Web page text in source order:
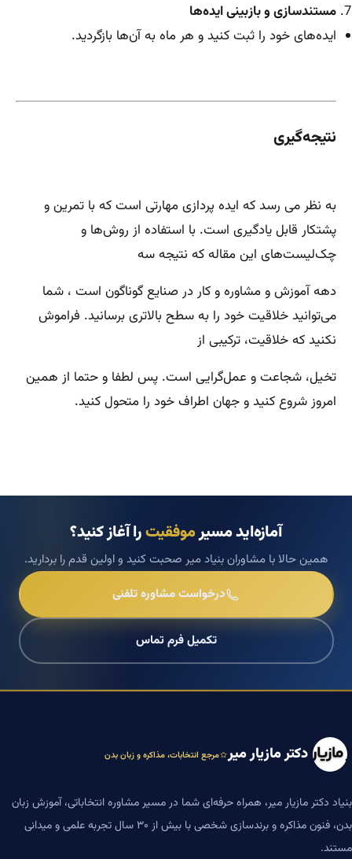
مستندسازی و بازبینی ایده‌ها
ایده‌های خود را ثبت کنید و هر ماه به آن‌ها بازگردید.
نتیجه‌گیری
به نظر می رسد که ایده‌ پردازی مهارتی است که با تمرین و
پشتکار قابل یادگیری است. با استفاده از روش‌ها و
چک‌لیست‌های این مقاله که نتیجه سه
دهه آموزش و مشاوره و کار در صنایع گوناگون است ، شما
می‌توانید خلاقیت خود را به سطح بالاتری برسانید. فراموش
نکنید که خلاقیت، ترکیبی از
تخیل، شجاعت و عمل‌گرایی است. پس لطفا و حتما از همین
امروز شروع کنید و جهان اطراف خود را متحول کنید.
آمازه‌اید مسیرموفقیترا آغاز کنید؟
همین حالا با مشاوران بنیاد میر صحبت کنید و اولین قدم را بردارید.
درخواست مشاوره تلفنی
تکمیل فرم تماس
دکتر مازیار میر مرجع انتخابات، مذاکره و زبان بدن
بنیاد دکتر مازیار میر، همراه حرفه‌ای شما در مسیر مشاوره انتخاباتی، آموزش زبان
بدن، فنون مذاکره و برندسازی شخصی با بیش از ۳۰ سال تجربه علمی و میدانی
مستند.